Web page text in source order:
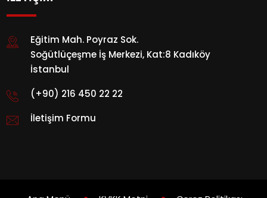
Eğitim Mah. Poyraz Sok.
Soğütlüçeşme İş Merkezi, Kat:8 Kadıköy
İstanbul
(+90) 216 450 22 22
İletişim Formu